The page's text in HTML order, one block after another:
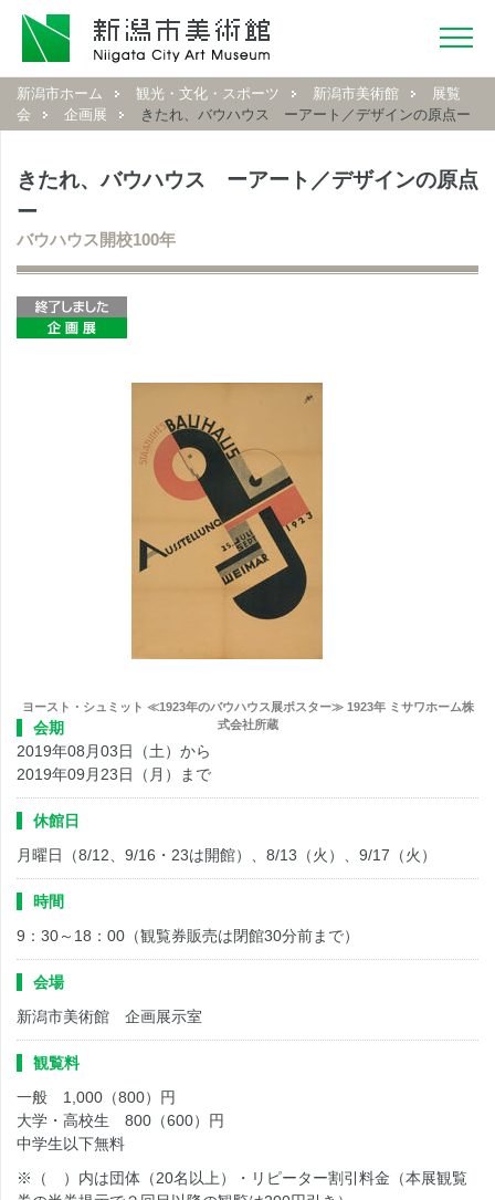
新潟市ホーム 観光・文化・スポーツ 新潟市美術館
展覧
会
企画展 きたれ、バウハウス ーアート／デザインの原点ー
きたれ、バウハウス ーアート／デザインの原点
ー
バウハウス開校100年
ヨースト・シュミット ≪1923年のバウハウス展ポスター≫ 1923年 ミサワホーム株
式会社所蔵
会期
2019年08月03日（土）から
2019年09月23日（月）まで
休館日
月曜日（8/12、9/16・23は開館）、8/13（火）、9/17（火）
時間
9：30～18：00（観覧券販売は閉館30分前まで）
会場
新潟市美術館 企画展示室
観覧料
一般 1,000（800）円
大学・高校生 800（600）円
中学生以下無料
※（ ）内は団体（20名以上）・リピーター割引料金（本展観覧